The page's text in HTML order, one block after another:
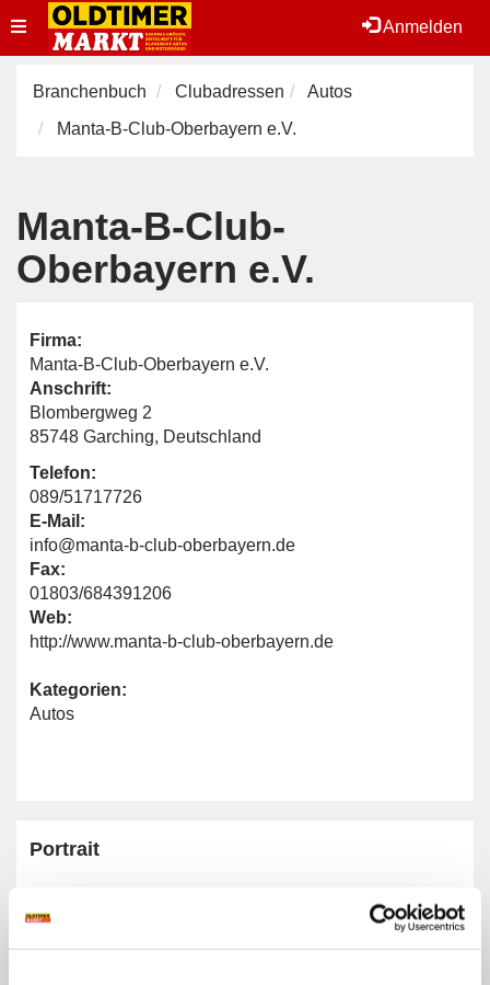
Anmelden
Toggle
navigation
Branchenbuch Clubadressen
Autos
Manta-B-Club-Oberbayern e.V.
Manta-B-Club-
Oberbayern e.V.
Firma:
Manta-B-Club-Oberbayern e.V.
Anschrift:
Blombergweg 2
85748 Garching, Deutschland
Telefon:
089/51717726
E-Mail:
info@manta-b-club-oberbayern.de
Fax:
01803/684391206
Web:
http://www.manta-b-club-oberbayern.de
Kategorien:
Autos
Portrait